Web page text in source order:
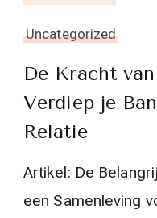
Uncategorized
De Kracht
Verdiep je
Relatie
Artikel: De
een Samenleving